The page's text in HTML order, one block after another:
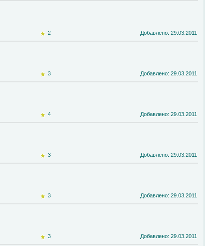
2 Добавлено: 29.03.2011
3 Добавлено: 29.03.2011
4 Добавлено: 29.03.2011
3 Добавлено: 29.03.2011
3 Добавлено: 29.03.2011
3 Добавлено: 29.03.2011